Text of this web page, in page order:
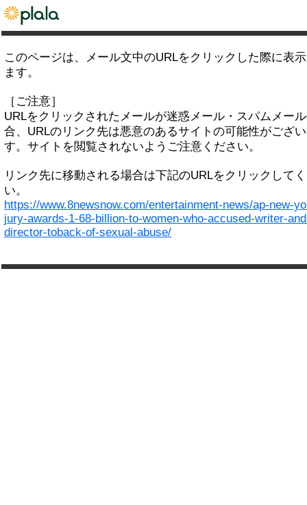
このページは、メール文中のURLをクリックした際に表
ます。
［ご注意］
URLをクリックされたメールが迷惑メール・スパムメー
合、URLのリンク先は悪意のあるサイトの可能性がござ
す。サイトを閲覧されないようご注意ください。
リンク先に移動される場合は下記のURLをクリックして
い。
https://www.8newsnow.com/entertainment-news/ap-new-
jury-awards-1-68-billion-to-women-who-accused-writer-
director-toback-of-sexual-abuse/